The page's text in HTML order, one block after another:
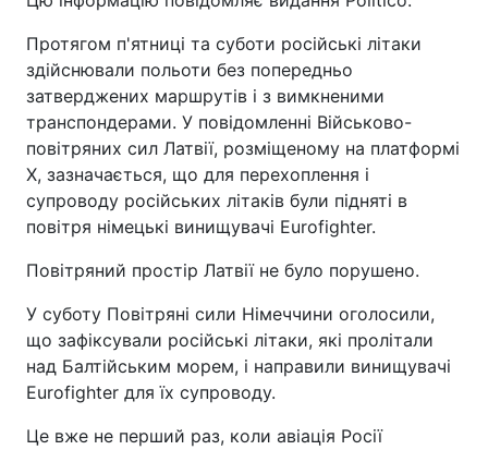
Протягом п'ятниці та суботи російські літаки
здійснювали польоти без попередньо
затверджених маршрутів і з вимкненими
транспондерами. У повідомленні Військово-
повітряних сил Латвії, розміщеному на платформі
X, зазначається, що для перехоплення і
супроводу російських літаків були підняті в
повітря німецькі винищувачі Eurofighter.
Повітряний простір Латвії не було порушено.
У суботу Повітряні сили Німеччини оголосили,
що зафіксували російські літаки, які пролітали
над Балтійським морем, і направили винищувачі
Eurofighter для їх супроводу.
Це вже не перший раз, коли авіація Росії